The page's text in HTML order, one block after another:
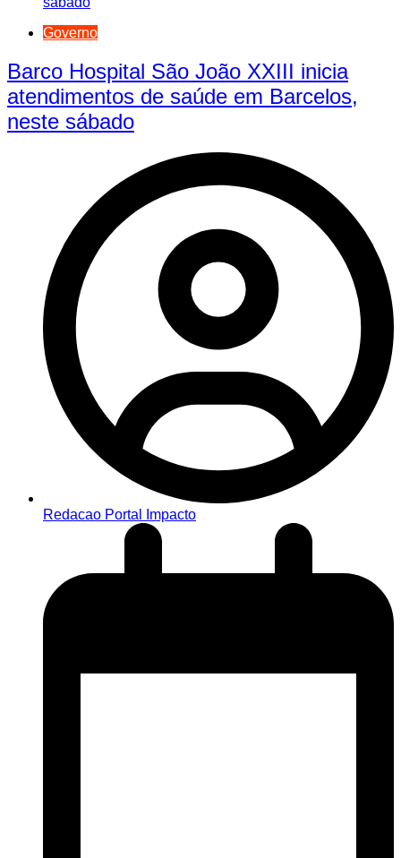
Governo
Barco Hospital São João XXIII inicia
atendimentos de saúde em Barcelos,
neste sábado
Redacao Portal Impacto